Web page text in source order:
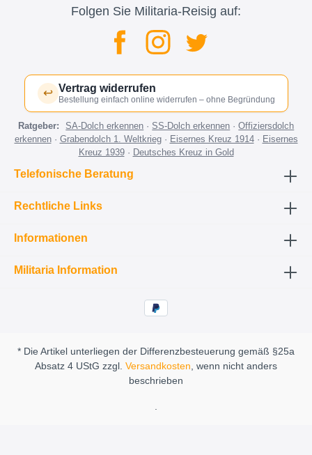
Folgen Sie Militaria-Reisig auf:
↩ Vertrag widerrufen
Bestellung einfach online widerrufen – ohne Begründung
Ratgeber: SA-Dolch erkennen ·SS-Dolch erkennen ·Offiziersdolch
erkennen· Grabendolch 1. Weltkrieg· Eisernes Kreuz 1914· Eisernes
Kreuz 1939· Deutsches Kreuz in Gold
Telefonische Beratung
Rechtliche Links
Informationen
Militaria Information
* Die Artikel unterliegen der Differenzbesteuerung gemäß §25a
Absatz 4 UStG zzgl. Versandkosten, wenn nicht anders
beschrieben
.